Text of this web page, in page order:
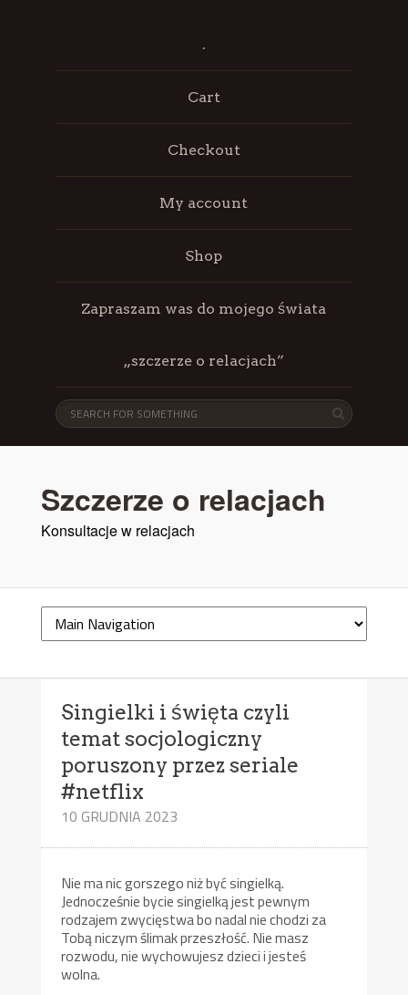
.
Cart
Checkout
My account
Shop
Zapraszam was do mojego świata
„szczerze o relacjach”
Szczerze o relacjach
Konsultacje w relacjach
Singielki i święta czyli
temat socjologiczny
poruszony przez seriale
#netflix
10 GRUDNIA 2023
Nie ma nic gorszego niż być singielką.
Jednocześnie bycie singielką jest pewnym
rodzajem zwycięstwa bo nadal nie chodzi za
Tobą niczym ślimak przeszłość. Nie masz
rozwodu, nie wychowujesz dzieci i jesteś
wolna.